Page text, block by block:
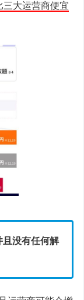
三大运营商便宜
且没有任何解